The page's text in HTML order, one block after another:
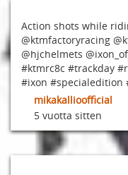
Action shots while
@ktmfactoryracing
@hjchelmets
#ktmrc8c #trackday
#ixon #specialedition
mikakallioofficial
5 vuotta sitten